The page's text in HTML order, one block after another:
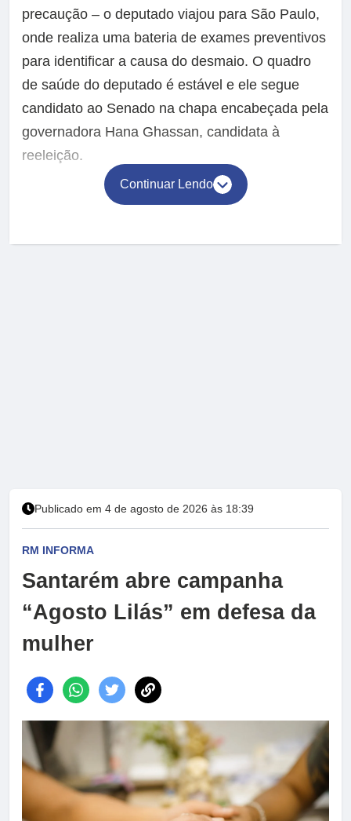
precaução – o deputado viajou para São Paulo,
onde realiza uma bateria de exames preventivos
para identificar a causa do desmaio. O quadro
de saúde do deputado é estável e ele segue
candidato ao Senado na chapa encabeçada pela
governadora Hana Ghassan, candidata à
reeleição.
Continuar Lendo
Publicado em 4 de agosto de 2026 às 18:39
RM INFORMA
Santarém abre campanha
“Agosto Lilás” em defesa da
mulher